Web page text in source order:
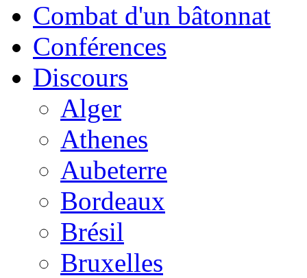
Combat d'un bâtonnat
Conférences
Discours
Alger
Athenes
Aubeterre
Bordeaux
Brésil
Bruxelles